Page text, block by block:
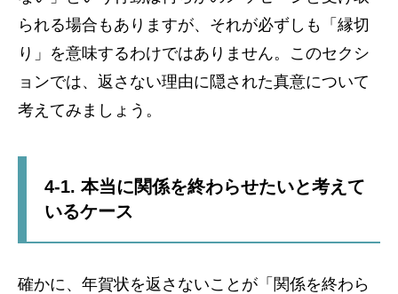
られる場合もありますが、それが必ずしも「縁切
り」を意味するわけではありません。このセクシ
ョンでは、返さない理由に隠された真意について
考えてみましょう。
4-1. 本当に関係を終わらせたいと考えて
いるケース
確かに、年賀状を返さないことが「関係を終わら